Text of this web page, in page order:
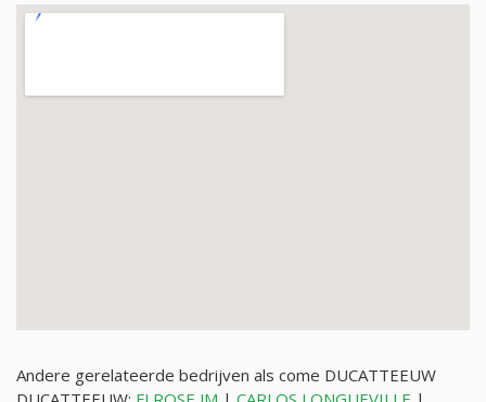
Andere gerelateerde bedrijven als come DUCATTEEUW